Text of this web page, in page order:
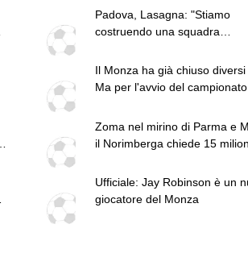
Padova, Lasagna: "Stiamo
costruendo una squadra
Il Monza ha già chiuso diversi
Ma per l'avvio del campionato
Zoma nel mirino di Parma e
il Norimberga chiede 15
Ufficiale: Jay Robinson è un
giocatore del Monza